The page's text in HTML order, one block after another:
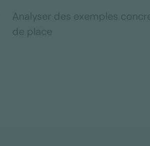
Analyser des exemples
de place